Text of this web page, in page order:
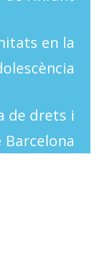
en la
de drets i
Barcelona